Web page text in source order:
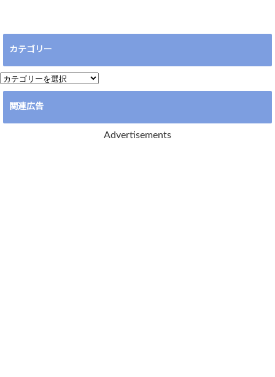
カテゴリー
カ
テ
リ
関連広告
Advertisements